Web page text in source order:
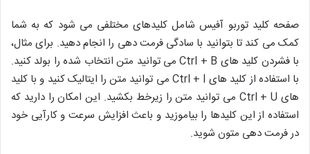
صفحه کلید توربو آفیس شامل کلیدهای مختلفی می شود که به شما
کمک می کند تا بتوانید با سادگی فرمت دهی را انجام دهید. برای مثال،
با فشردن کلید های Ctrl + B می توانید متن انتخاب شده را بولد کنید.
با استفاده از کلید های Ctrl + I می توانید متن را ایتالیک کنید و با کلید
های Ctrl + U می توانید متن را زیرخط بکشید. این امکان را دارید که
استفاده از این کلیدها را بیاموزید و باعث افزایش سرعت و کارآیی خود
در فرمت دهی متون شوید.